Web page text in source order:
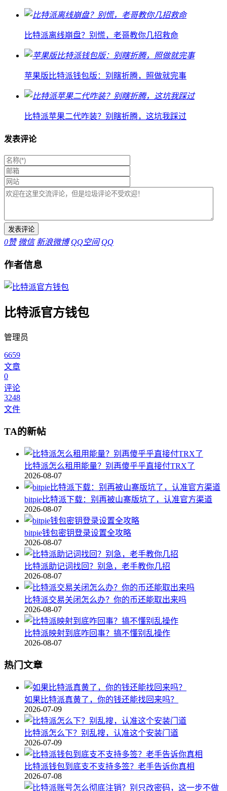
比特派离线崩盘？别慌，老哥教你几招救命
苹果版比特派钱包版：别瞎折腾，照做就完事
比特派苹果二代咋装？别瞎折腾，这坑我踩过
发表评论
0赞 微信 新浪微博 QQ空间 QQ
作者信息
比特派官方钱包
管理员
6659
文章
0
评论
3248
文件
TA的新帖
比特派怎么租用能量？别再傻乎乎直接付TRX了
2026-08-07
bitpie比特派下载：别再被山寨版坑了，认准官方渠道
2026-08-07
bitpie钱包密钥登录设置全攻略
2026-08-07
比特派助记词找回？别急，老手教你几招
2026-08-07
比特派交易关闭怎么办？你的币还能取出来吗
2026-08-07
比特派映射到底咋回事？搞不懂别乱操作
2026-08-07
热门文章
如果比特派真黄了，你的钱还能找回来吗？
2026-07-09
比特派怎么下？别乱搜，认准这个安装门道
2026-07-09
比特派钱包到底支不支持多签？老手告诉你真相
2026-07-08